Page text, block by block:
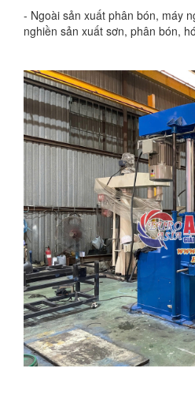
- Ngoài sản xuất phân bón, máy
nghiền sản xuất sơn, phân bón,